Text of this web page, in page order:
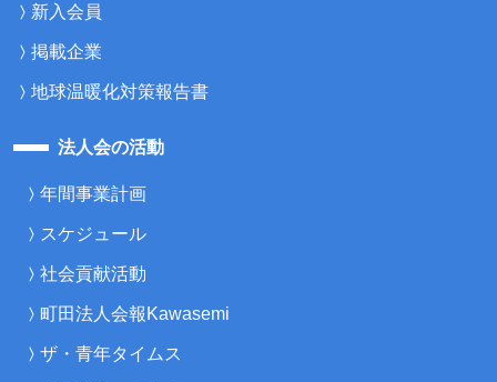
新入会員
掲載企業
地球温暖化対策報告書
法人会の活動
年間事業計画
スケジュール
社会貢献活動
町田法人会報Kawasemi
ザ・青年タイムス